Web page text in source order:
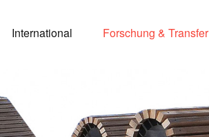
International Forschung & Transfer